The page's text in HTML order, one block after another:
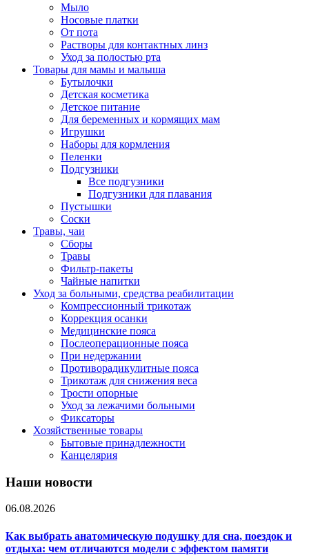
Мыло
Носовые платки
От пота
Растворы для контактных линз
Уход за полостью рта
Товары для мамы и малыша
Бутылочки
Детская косметика
Детское питание
Для беременных и кормящих мам
Игрушки
Наборы для кормления
Пеленки
Подгузники
Все подгузники
Подгузники для плавания
Пустышки
Соски
Травы, чаи
Сборы
Травы
Фильтр-пакеты
Чайные напитки
Уход за больными, средства реабилитации
Компрессионный трикотаж
Коррекция осанки
Медицинские пояса
Послеоперационные пояса
При недержании
Противорадикулитные пояса
Трикотаж для снижения веса
Трости опорные
Уход за лежачими больными
Фиксаторы
Хозяйственные товары
Бытовые принадлежности
Канцелярия
Наши новости
06.08.2026
Как выбрать анатомическую подушку для сна, поездок и
отдыха: чем отличаются модели с эффектом памяти